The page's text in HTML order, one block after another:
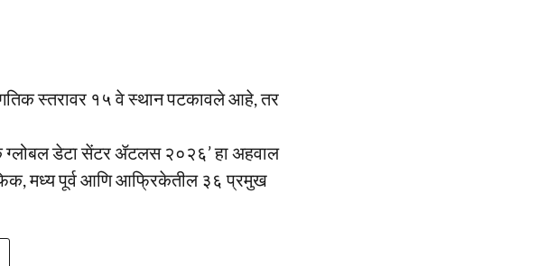
स्तरावर १५ वे स्थान पटकावले आहे, तर
ग्लोबल डेटा सेंटर ॲटलस २०२६’ हा अहवाल
मध्य पूर्व आणि आफ्रिकेतील ३६ प्रमुख